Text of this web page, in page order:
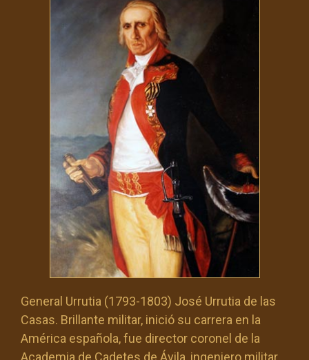
General Urrutia (1793-1803) José Urrutia de las
Casas. Brillante militar, inició su carrera en la
América española, fue director coronel de la
Academia de Cadetes de Ávila, ingeniero militar ,